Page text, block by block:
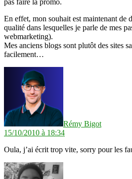
pas faire la promo.
En effet, mon souhait est maintenant de
qualité dans lesquelles je parle de mes
webmarketing).
Mes anciens blogs sont plutôt des sites
facilement…
Rémy Bigot
15/10/2010 à 18:34
Oula, j’ai écrit trop vite, sorry pour les